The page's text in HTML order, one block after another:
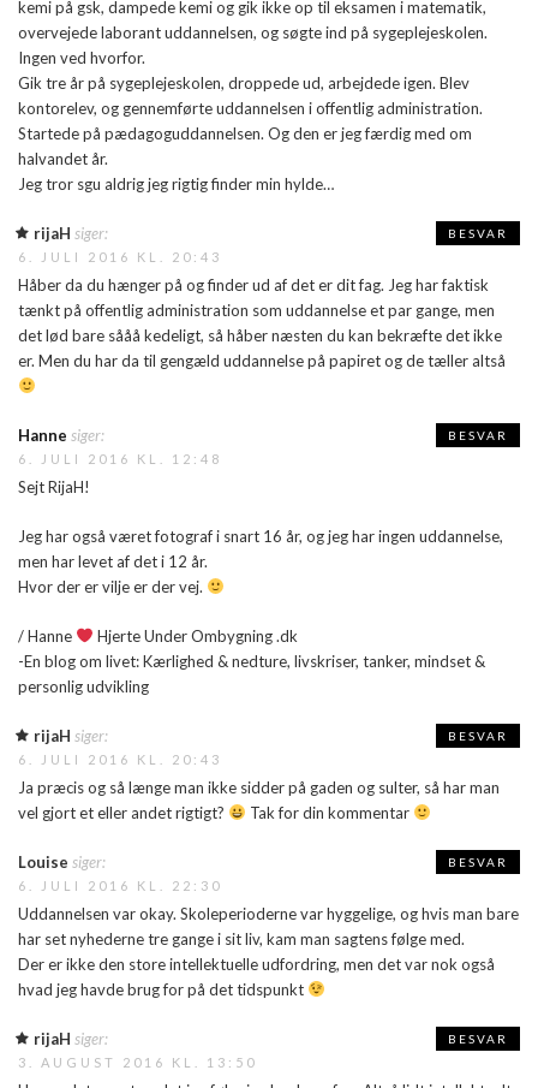
kemi på gsk, dampede kemi og gik ikke op til eksamen i matematik,
overvejede laborant uddannelsen, og søgte ind på sygeplejeskolen.
Ingen ved hvorfor.
Gik tre år på sygeplejeskolen, droppede ud, arbejdede igen. Blev
kontorelev, og gennemførte uddannelsen i offentlig administration.
Startede på pædagoguddannelsen. Og den er jeg færdig med om
halvandet år.
Jeg tror sgu aldrig jeg rigtig finder min hylde…
rijaH siger:
6. JULI 2016 KL. 20:43
Håber da du hænger på og finder ud af det er dit fag. Jeg har faktisk
tænkt på offentlig administration som uddannelse et par gange, men
det lød bare sååå kedeligt, så håber næsten du kan bekræfte det ikke
er. Men du har da til gengæld uddannelse på papiret og de tæller altså
BESVAR
Hanne siger:
6. JULI 2016 KL. 12:48
Sejt RijaH!
Jeg har også været fotograf i snart 16 år, og jeg har ingen uddannelse,
men har levet af det i 12 år.
Hvor der er vilje er der vej.
/ Hanne
Hjerte Under Ombygning .dk
-En blog om livet: Kærlighed & nedture, livskriser, tanker, mindset &
personlig udvikling
BESVAR
rijaH siger:
6. JULI 2016 KL. 20:43
Ja præcis og så længe man ikke sidder på gaden og sulter, så har man
vel gjort et eller andet rigtigt?
Tak for din kommentar
BESVAR
Louise siger:
6. JULI 2016 KL. 22:30
Uddannelsen var okay. Skoleperioderne var hyggelige, og hvis man bare
har set nyhederne tre gange i sit liv, kam man sagtens følge med.
Der er ikke den store intellektuelle udfordring, men det var nok også
hvad jeg havde brug for på det tidspunkt
BESVAR
rijaH siger:
3. AUGUST 2016 KL. 13:50
BESVAR